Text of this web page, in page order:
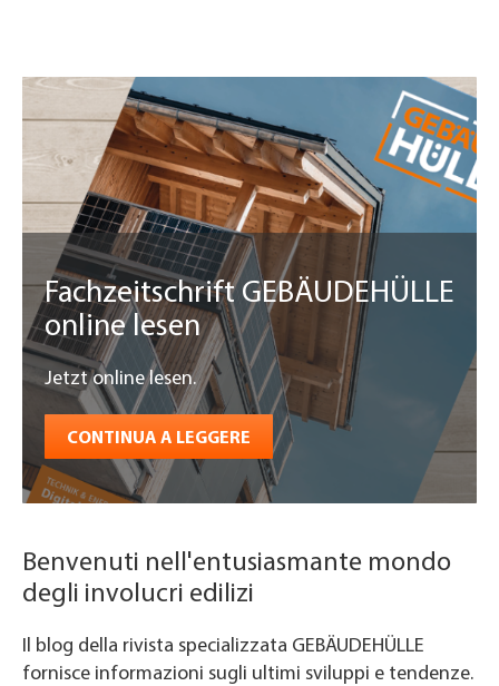
Fachzeitschrift GEBÄUDEHÜLLE
online lesen
Jetzt online lesen.
CONTINUA A LEGGERE
Benvenuti nell'entusiasmante mondo
degli involucri edilizi
Il blog della rivista specializzata GEBÄUDEHÜLLE
fornisce informazioni sugli ultimi sviluppi e tendenze.